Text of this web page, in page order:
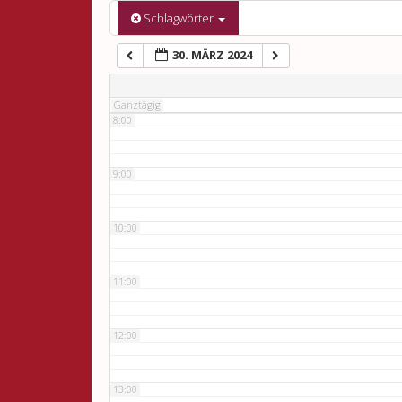
Schlagwörter
30. MÄRZ 2024
Ganztägig
6:00
7:00
8:00
9:00
10:00
11:00
12:00
13:00